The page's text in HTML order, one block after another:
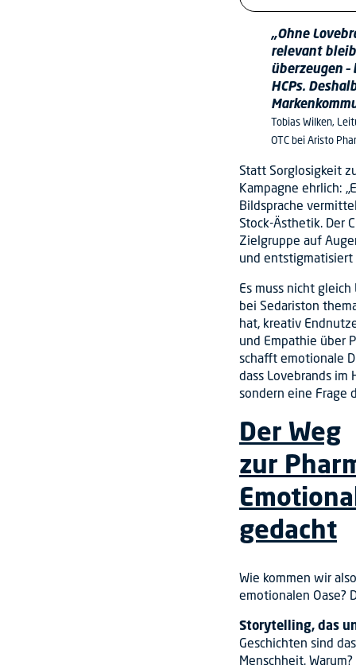
„Ohne
relevant
überzeugen
HCPs.
Tobias Wilken,
OTC bei Aristo
Statt Sorglosigkeit
Kampagne ehrlich:
Bildsprache
Stock-Ästhetik. Der
Zielgruppe auf
und entstigmatisiert
Es muss nicht
bei Sedariston
hat, kreativ
und Empathie über
schafft emotionale
dass Lovebrands im
sondern eine Frage
Der Weg
zur
gedacht
Wie kommen wir
emotionalen Oase?
Storytelling, das
Geschichten sind
Menschheit.